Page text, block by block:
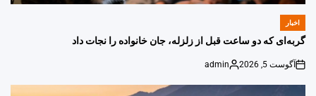
POSTED
IN
اخبار
گربه‌ای که دو ساعت قبل از زلزله، جان خانواده را نجات داد
on
آگوست 5, 2026
Posted
admin